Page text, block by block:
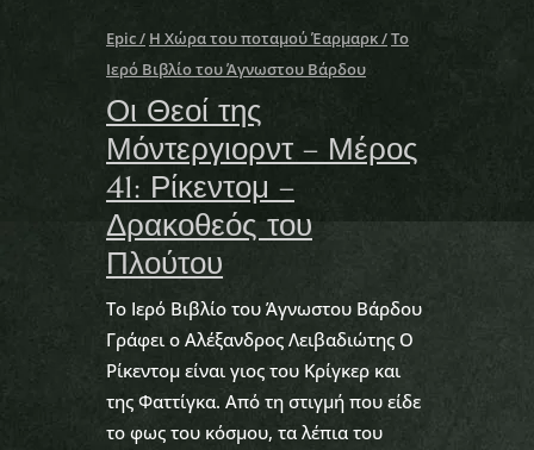
Epic Η Χώρα του ποταμού Έαρμαρκ
Το
Ιερό Βιβλίο του Άγνωστου Βάρδου
Οι Θεοί της
Μόντεργιορντ – Μέρος
41: Ρίκεντομ –
Δρακοθεός του
Πλούτου
Το Ιερό Βιβλίο του Άγνωστου Βάρδου
Γράφει ο Αλέξανδρος Λειβαδιώτης O
Ρίκεντομ είναι γιος του Κρίγκερ και
της Φαττίγκα. Από τη στιγμή που είδε
το φως του κόσμου, τα λέπια του